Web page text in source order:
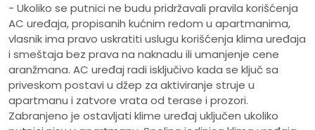
- Ukoliko se putnici ne budu pridržavali pravila korišćenja
AC uređaja, propisanih kućnim redom u apartmanima,
vlasnik ima pravo uskratiti uslugu korišćenja klima uređaja
i smeštaja bez prava na naknadu ili umanjenje cene
aranžmana. AC uređaj radi isključivo kada se ključ sa
priveskom postavi u džep za aktiviranje struje u
apartmanu i zatvore vrata od terase i prozori.
Zabranjeno je ostavljati klime uređaj uključen ukoliko